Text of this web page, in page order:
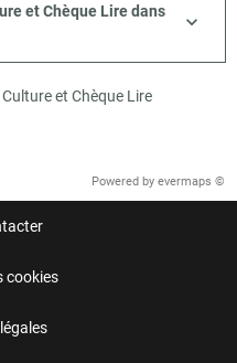
et Chèque Lire dans
et Chèque Lire
Powered by evermaps ©
cookies